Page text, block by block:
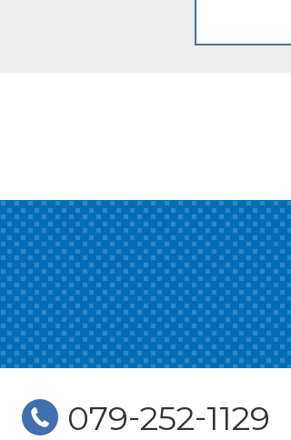
079-252-1129